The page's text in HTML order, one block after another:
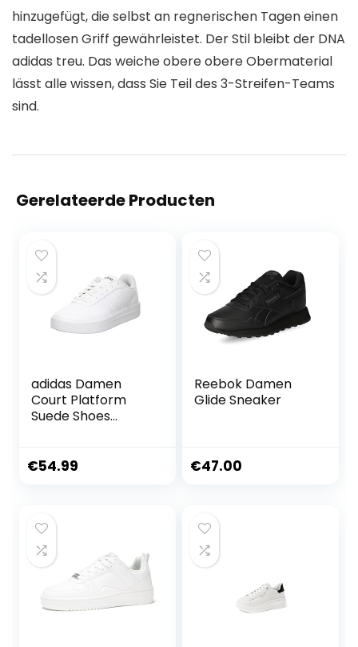
hinzugefügt, die selbst an regnerischen Tagen einen
tadellosen Griff gewährleistet. Der Stil bleibt der DNA
adidas treu. Das weiche obere obere Obermaterial
lässt alle wissen, dass Sie Teil des 3-Streifen-Teams
sind.
Gerelateerde Producten
adidas Damen
Court Platform
Suede Shoes
€54.99
Reebok Damen
Glide Sneaker
€47.00